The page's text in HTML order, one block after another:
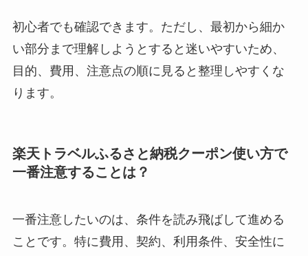
初心者でも確認できます。ただし、最初から細か
い部分まで理解しようとすると迷いやすいため、
目的、費用、注意点の順に見ると整理しやすくな
ります。
楽天トラベルふるさと納税クーポン使い方で
一番注意することは？
一番注意したいのは、条件を読み飛ばして進める
ことです。特に費用、契約、利用条件、安全性に